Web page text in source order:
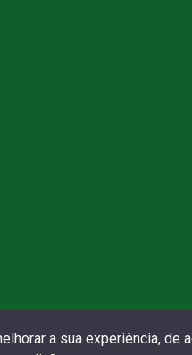
a sua experiência, de